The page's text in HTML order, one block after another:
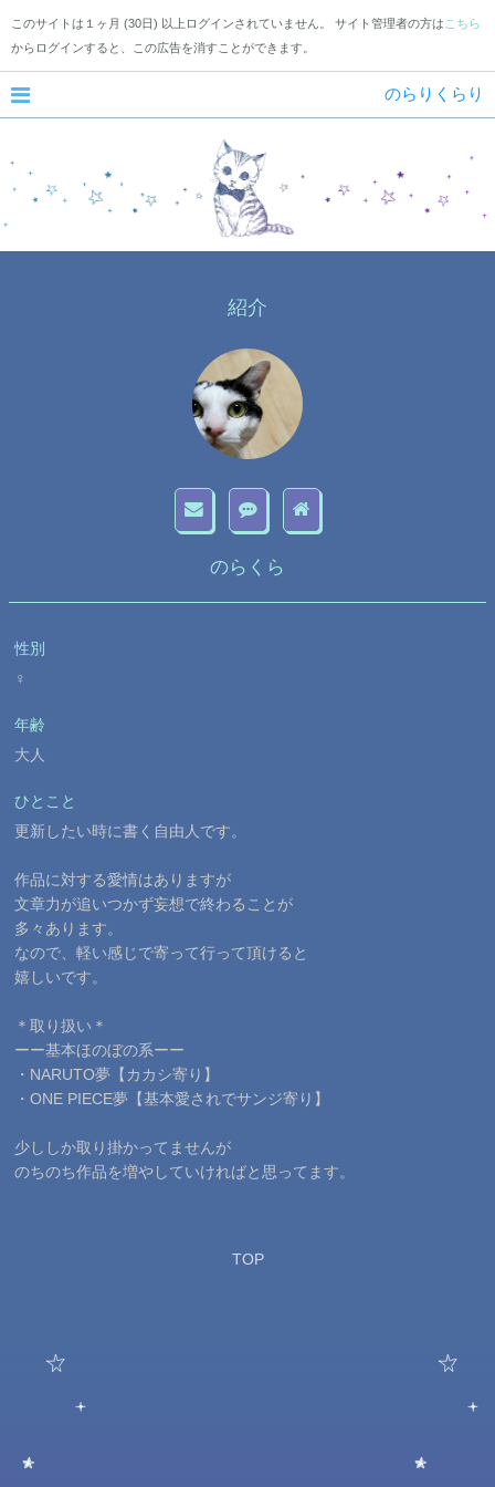
このサイトは１ヶ月 (30日) 以上ログインされていません。 サイト管理者の方は こちら
からログインすると、この広告を消すことができます。
のらりくらり
紹介
のらくら
性別
♀
年齢
大人
ひとこと
更新したい時に書く自由人です。
作品に対する愛情はありますが
文章力が追いつかず妄想で終わることが
多々あります。
なので、軽い感じで寄って行って頂けると
嬉しいです。
＊取り扱い＊
ーー基本ほのぼの系ーー
・NARUTO夢【カカシ寄り】
・ONE PIECE夢【基本愛されでサンジ寄り】
少ししか取り掛かってませんが
のちのち作品を増やしていければと思ってます。
TOP